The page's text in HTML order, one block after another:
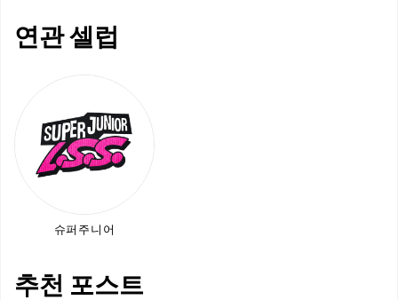
연관 셀럽
슈퍼주니어
추천 포스트